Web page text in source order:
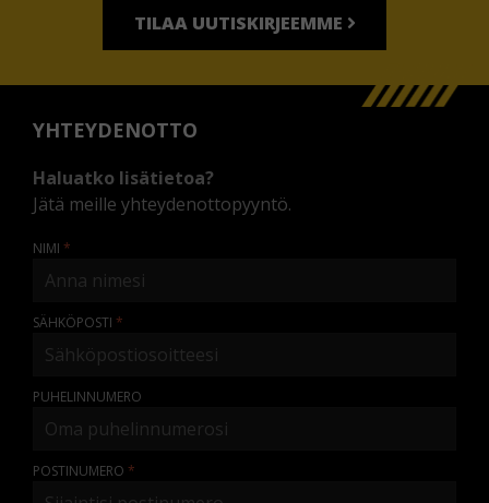
TILAA UUTISKIRJEEMME
YHTEYDENOTTO
Haluatko lisätietoa?
Jätä meille yhteydenottopyyntö.
NIMI
SÄHKÖPOSTI
PUHELINNUMERO
POSTINUMERO